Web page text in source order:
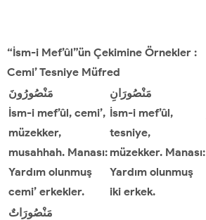
“İsm-i Mef’ûl”ün Çekimine Örnekler :
Cemi’Tesniye Müfred
مَنْصُورُونَ
İsm-i mef’ûl, cemi’,
müzekker,
musahhah. Manası:
Yardım olunmuş
cemi’ erkekler.
مَنْصُورَانِ
İsm-i mef’ûl,
tesniye,
müzekker. Manası:
Yardım olunmuş
iki erkek.
مَنْصُورَاتٌ